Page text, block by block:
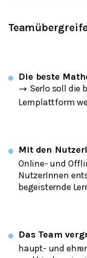
Die beste
→ Serlo soll die
Lernplattform
Mit den
Online- und
NutzerInnen
begeisternde
Das Team
haupt- und